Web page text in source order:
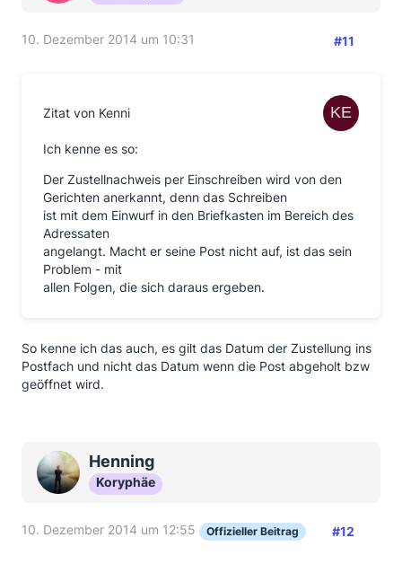
10. Dezember 2014 um 10:31 #11
Zitat von Kenni
Ich kenne es so:
Der Zustellnachweis per Einschreiben wird von den
Gerichten anerkannt, denn das Schreiben
ist mit dem Einwurf in den Briefkasten im Bereich des
Adressaten
angelangt. Macht er seine Post nicht auf, ist das sein
Problem - mit
allen Folgen, die sich daraus ergeben.
So kenne ich das auch, es gilt das Datum der Zustellung ins
Postfach und nicht das Datum wenn die Post abgeholt bzw
geöffnet wird.
Henning
Koryphäe
10. Dezember 2014 um 12:55 Offizieller Beitrag #12